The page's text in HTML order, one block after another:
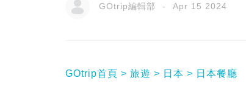
GOtrip編輯部 Apr 15 2024
GOtrip首頁 旅遊 日本 日本餐廳